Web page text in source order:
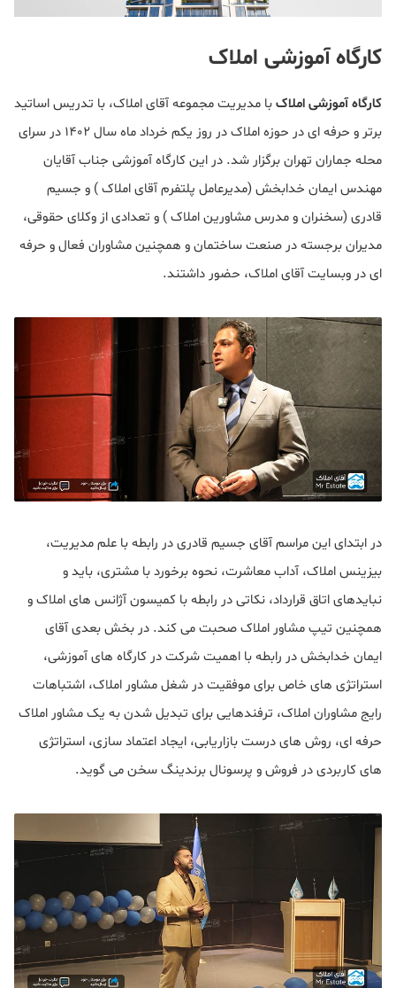
کارگاه آموزشی املاک
کارگاه آموزشی املاکبا مدیریت مجموعه آقای املاک، با تدریس اساتید
برتر و حرفه ای در حوزه املاک در روز یکم خرداد ماه سال 1402 در سرای
محله جماران تهران برگزار شد. در این کارگاه آموزشی جناب آقایان
مهندس ایمان خدابخش (مدیرعامل پلتفرم آقای املاک ) و جسیم
قادری (سخنران و مدرس مشاورین املاک ) و تعدادی از وکلای حقوقی،
مدیران برجسته در صنعت ساختمان و همچنین مشاوران فعال و حرفه
ای در وبسایت آقای املاک، حضور داشتند.
در ابتدای این مراسم آقای جسیم قادری در رابطه با علم مدیریت،
بیزینس املاک، آداب معاشرت، نحوه برخورد با مشتری، باید و
نبایدهای اتاق قرارداد، نکاتی در رابطه با کمیسون آژانس های املاک و
همچنین تیپ مشاور املاک صحبت می کند. در بخش بعدی آقای
ایمان خدابخش در رابطه با اهمیت شرکت در کارگاه های آموزشی،
استراتژی های خاص برای موفقیت در شغل مشاور املاک، اشتباهات
رایج مشاوران املاک، ترفندهایی برای تبدیل شدن به یک مشاور املاک
حرفه ای، روش های درست بازاریابی، ایجاد اعتماد سازی، استراتژی
های کاربردی در فروش و پرسونال برندینگ سخن می گوید.